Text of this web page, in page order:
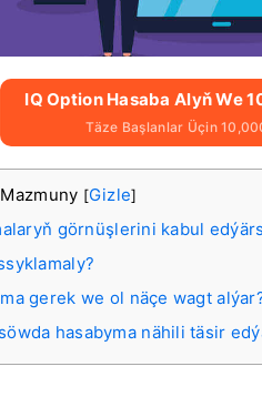
IQ Option Hasaba Alyň We
Täze Başlanlar Üçin
Mazmuny [Gizle]
görnüşlerini kabul
gerek we ol näçe wagt
hasabyma nähili täsir